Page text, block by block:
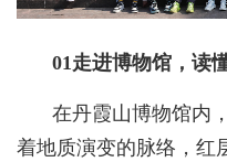
01走进博物馆，读
在丹霞山博物馆内
着地质演变的脉络，红